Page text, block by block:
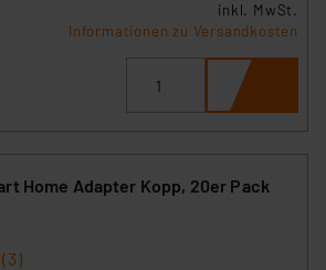
inkl. MwSt.
Informationen zu Versandkosten
Home Adapter Kopp, 20er Pack
(3)